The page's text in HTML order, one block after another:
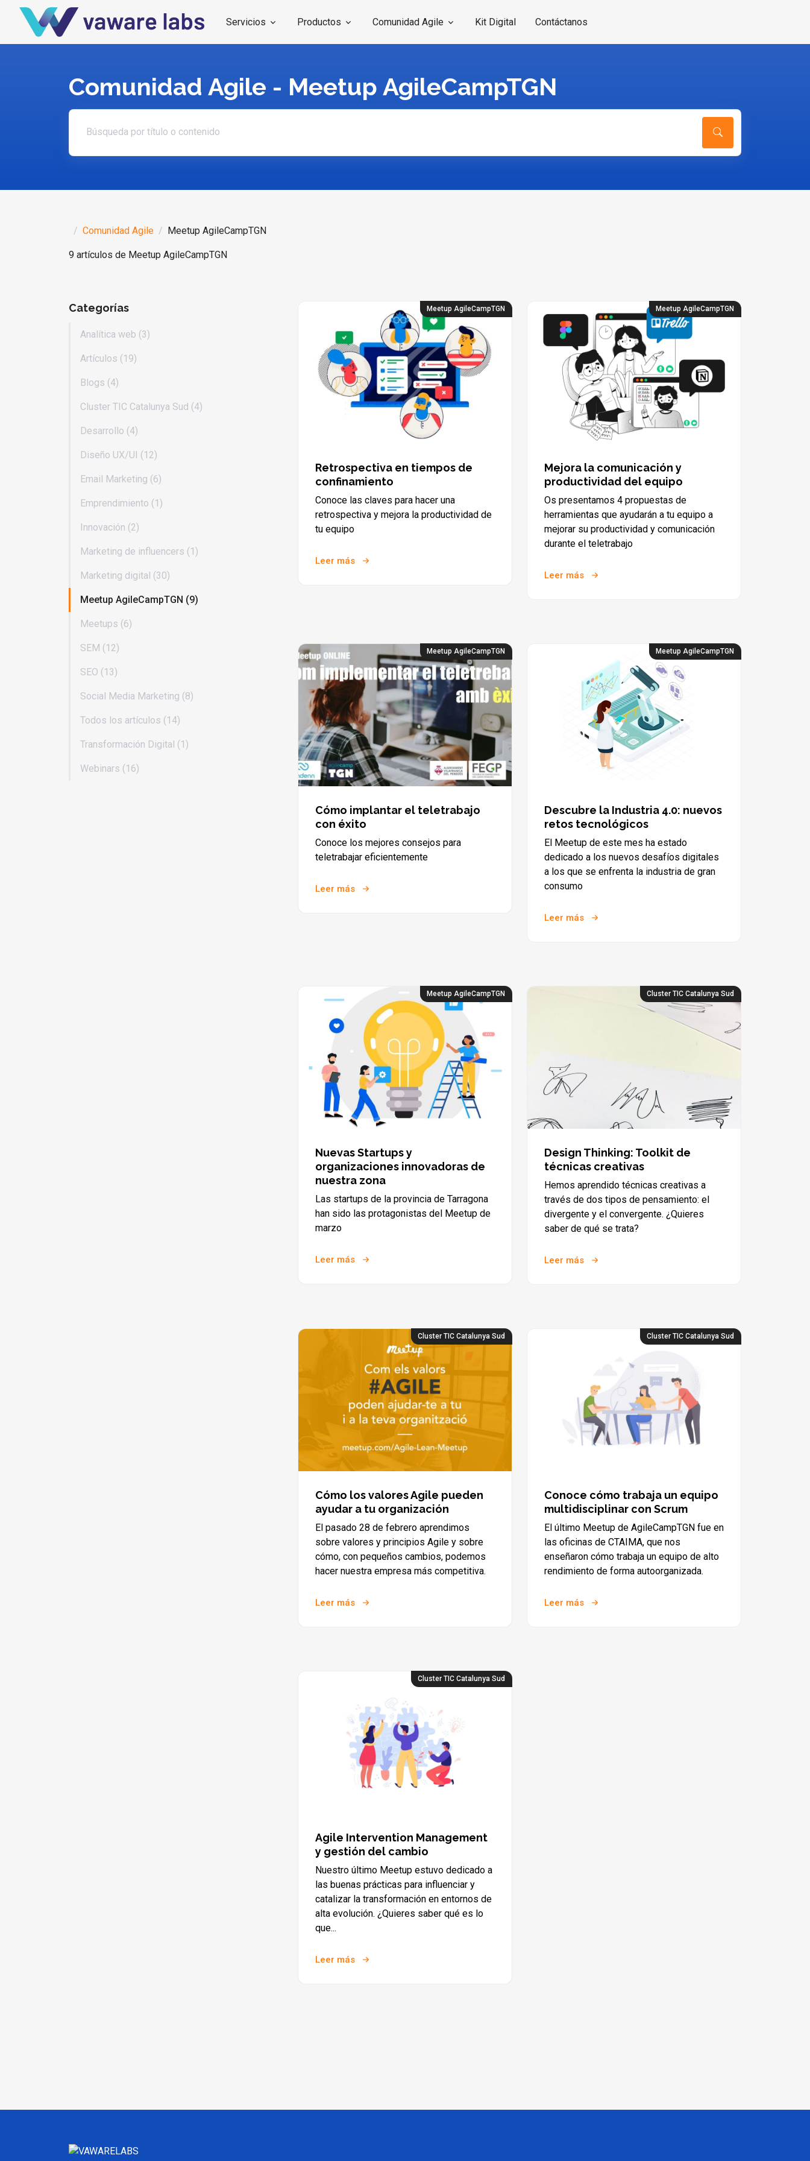
Servicios Productos Comunidad Agile Kit Digital Contáctanos
Comunidad Agile - Meetup AgileCampTGN
Comunidad Agile Meetup AgileCampTGN
9 artículos de Meetup AgileCampTGN
Categorías
Analítica web (3)
Artículos (19)
Blogs (4)
Cluster TIC Catalunya Sud (4)
Desarrollo (4)
Diseño UX/UI (12)
Email Marketing (6)
Emprendimiento (1)
Innovación (2)
Marketing de influencers (1)
Marketing digital (30)
Meetup AgileCampTGN (9)
Meetups (6)
SEM (12)
SEO (13)
Social Media Marketing (8)
Todos los artículos (14)
Transformación Digital (1)
Webinars (16)
Meetup AgileCampTGN
Retrospectiva en tiempos de
confinamiento
Conoce las claves para hacer una
retrospectiva y mejora la productividad de
tu equipo
Leer más
Meetup AgileCampTGN
Mejora la comunicación y
productividad del equipo
Os presentamos 4 propuestas de
herramientas que ayudarán a tu equipo a
mejorar su productividad y comunicación
durante el teletrabajo
Leer más
Meetup AgileCampTGN
Cómo implantar el teletrabajo
con éxito
Conoce los mejores consejos para
teletrabajar eficientemente
Leer más
Meetup AgileCampTGN
Descubre la Industria 4.0: nuevos
retos tecnológicos
El Meetup de este mes ha estado
dedicado a los nuevos desafíos digitales
a los que se enfrenta la industria de gran
consumo
Leer más
Meetup AgileCampTGN
Nuevas Startups y
organizaciones innovadoras de
nuestra zona
Las startups de la provincia de Tarragona
han sido las protagonistas del Meetup de
marzo
Leer más
Cluster TIC Catalunya Sud
Design Thinking: Toolkit de
técnicas creativas
Hemos aprendido técnicas creativas a
través de dos tipos de pensamiento: el
divergente y el convergente. ¿Quieres
saber de qué se trata?
Leer más
Cluster TIC Catalunya Sud
Cómo los valores Agile pueden
ayudar a tu organización
El pasado 28 de febrero aprendimos
sobre valores y principios Agile y sobre
cómo, con pequeños cambios, podemos
hacer nuestra empresa más competitiva.
Leer más
Cluster TIC Catalunya Sud
Conoce cómo trabaja un equipo
multidisciplinar con Scrum
El último Meetup de AgileCampTGN fue en
las oficinas de CTAIMA, que nos
enseñaron cómo trabaja un equipo de alto
rendimiento de forma autoorganizada.
Leer más
Cluster TIC Catalunya Sud
Agile Intervention Management
y gestión del cambio
Nuestro último Meetup estuvo dedicado a
las buenas prácticas para influenciar y
catalizar la transformación en entornos de
alta evolución. ¿Quieres saber qué es lo
que...
Leer más